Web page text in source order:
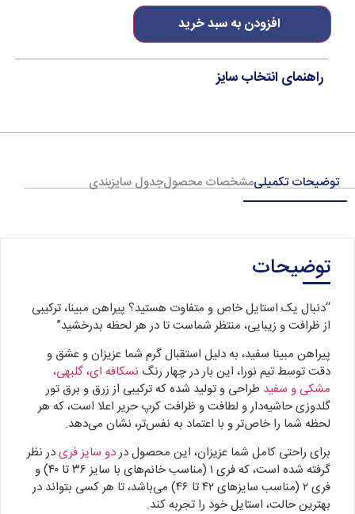
افزودن به سبد خرید
راهنمای انتخاب سایز
توضیحات تکمیلیمشخصات محصولجدول سایزبندی
توضیحات
“دنبال یک استایل خاص و متفاوت هستید؟ پیراهن مبینا، ترکیبی
از ظرافت و زیبایی، منتظر شماست تا در هر لحظه بدرخشید”
پیراهن مبینا سفید، به دلیل استقبال گرم شما عزیزان و عشق و
دقت توسط تیم نورا، این بار در چهار رنگ نسکافه ای، گلبهی،
مشکی و سفید طراحی و تولید شده که ترکیبی از زرق و برق تور
گلدوزی حاشیه‌دار و لطافت و ظرافت کرپ حریر اعلا است، که هر
لحظه شما را خاص‌تر و با اعتماد به نفس‌تر، نشان می‌دهد.
برای راحتی کامل شما عزیزان، این محصول دردو سایز فریدر نظر
گرفته شده است، که فری ۱ (مناسب خانم‌های با سایز ۳۶ تا ۴۰) و
فری ۲ (مناسب سایزهای ۴۲ تا ۴۶) می‌باشد، تا هر کسی بتواند در
بهترین حالت، استایل خود را تجربه کند.